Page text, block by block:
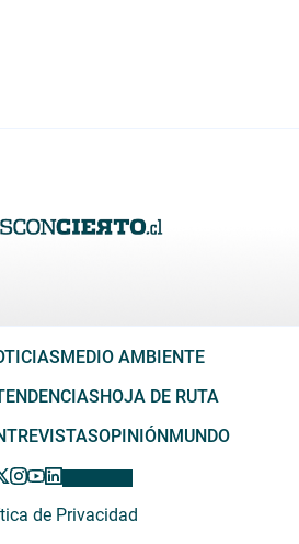
MEDIO AMBIENTE
HOJA DE RUTA
OPINIÓN MUNDO
de Privacidad